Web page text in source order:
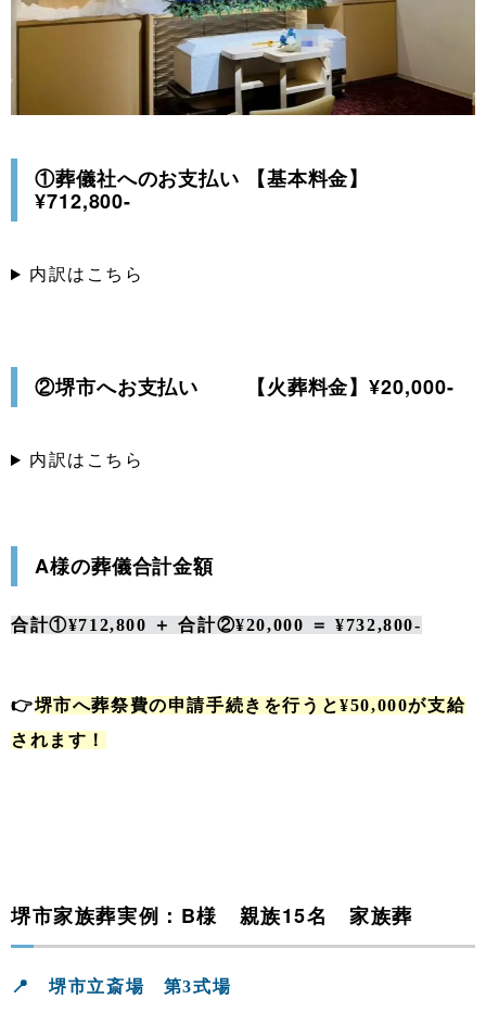
①葬儀社へのお支払い 【基本料金】
¥712,800-
内訳はこちら
②堺市へお支払い 【火葬料金】¥20,000-
内訳はこちら
A様の葬儀合計金額
合計①¥712,800 ＋ 合計②¥20,000 ＝ ¥732,800-
👉堺市へ葬祭費の申請手続きを行うと¥50,000が支給
されます！
堺市家族葬実例：B様 親族15名 家族葬
📍 堺市立斎場 第3式場